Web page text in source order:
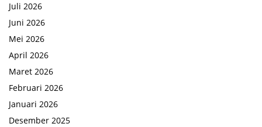
Juli 2026
Juni 2026
Mei 2026
April 2026
Maret 2026
Februari 2026
Januari 2026
Desember 2025